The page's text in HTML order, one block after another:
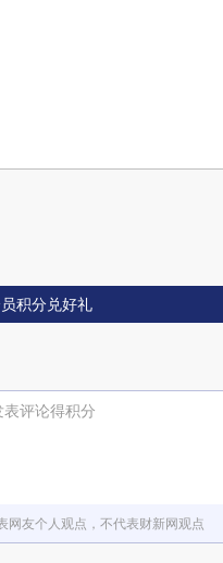
积分兑好礼
表评论得积分
网友个人观点，不代表财新网观点